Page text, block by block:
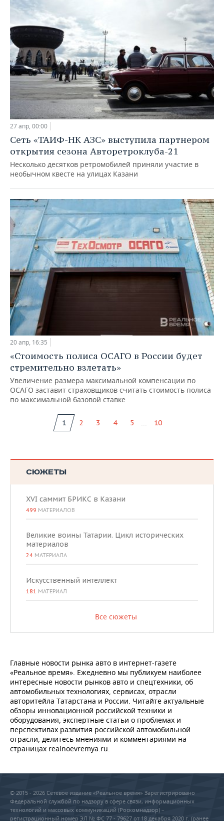
27 апр, 00:00
Сеть «ТАИФ-НК АЗС» выступила партнером
открытия сезона Авторетроклуба-21
Несколько десятков ретромобилей приняли участие в
необычном квесте на улицах Казани
20 апр, 16:35
«Стоимость полиса ОСАГО в России будет
стремительно взлетать»
Увеличение размера максимальной компенсации по
ОСАГО заставит страховщиков считать стоимость полиса
по максимальной базовой ставке
1 2 3 4 5 10
СЮЖЕТЫ
XVI саммит БРИКС в Казани
499 МАТЕРИАЛОВ
Великие воины Татарии. Цикл исторических
материалов
24 МАТЕРИАЛА
Искусственный интеллект
181 МАТЕРИАЛ
Все сюжеты
Главные новости рынка авто в интернет-газете
«Реальное время». Ежедневно мы публикуем наиболее
интересные новости рынков авто и спецтехники, об
автомобильных технологиях, сервисах, отрасли
авторитейла Татарстана и России. Читайте актуальные
обзоры инновационной российской техники и
оборудования, экспертные статьи о проблемах и
перспективах развития российской автомобильной
отрасли, делитесь мнениями и комментариями на
страницах realnoevremya.ru.
© 2015 - 2026 Сетевое издание «Реальное время» Зарегистрировано
Федеральной службой по надзору в сфере связи, информационных
технологий и массовых коммуникаций (Роскомнадзор) –
регистрационный номер ЭЛ № ФС 77 - 79627 от 18 декабря 2020 г. (ранее